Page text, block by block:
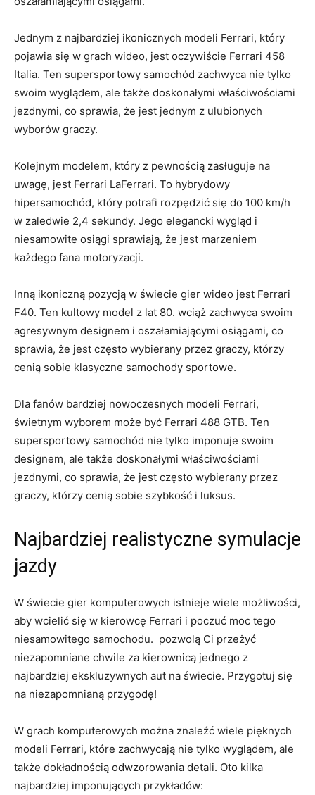
Jednym z⁣ najbardziej ‌ikonicznych⁢ modeli Ferrari, który
pojawia‍ się w⁢ grach wideo, jest oczywiście Ferrari ⁣458
Italia. Ten supersportowy samochód zachwyca‍ nie tylko
‍swoim wyglądem, ale także‍ doskonałymi właściwościami
⁢jezdnymi, co sprawia, że jest‍ jednym ‍z ⁤ulubionych
wyborów‍ graczy.
Kolejnym modelem, który z pewnością zasługuje na
uwagę, jest‌ Ferrari ​LaFerrari. To‍ hybrydowy
hipersamochód, który⁤ potrafi ​rozpędzić się do 100 ‍km/h
⁢w zaledwie ⁢2,4 sekundy. Jego⁣ elegancki wygląd i
niesamowite‌ osiągi sprawiają, że jest marzeniem
każdego ⁣fana ⁢motoryzacji.
Inną ​ikoniczną pozycją w świecie gier ​wideo‌ jest Ferrari
F40. Ten kultowy model z lat 80. wciąż zachwyca swoim
agresywnym designem i oszałamiającymi osiągami, co
‌sprawia, że jest często wybierany​ przez graczy, którzy
cenią sobie klasyczne samochody sportowe.
Dla fanów bardziej nowoczesnych modeli‌ Ferrari,
świetnym wyborem może być Ferrari 488 GTB.⁤ Ten
supersportowy samochód nie ⁣tylko imponuje ⁤swoim
designem, ale także doskonałymi właściwościami‍
jezdnymi, co sprawia, że jest często wybierany przez​
graczy, którzy cenią sobie szybkość i luksus.
Najbardziej realistyczne symulacje
jazdy
W świecie gier komputerowych istnieje wiele​ możliwości,
aby wcielić się w kierowcę Ferrari i​ poczuć moc tego
niesamowitego⁣ samochodu. ⁣ pozwolą Ci przeżyć
niezapomniane chwile za⁤ kierownicą jednego z
⁢najbardziej ‍ekskluzywnych aut na świecie. Przygotuj się
na niezapomnianą przygodę!
W grach komputerowych można znaleźć wiele⁣ pięknych
modeli Ferrari, które‍ zachwycają ‍nie tylko wyglądem,‍ ale
także‍ dokładnością‌ odwzorowania detali. Oto kilka
najbardziej imponujących przykładów: